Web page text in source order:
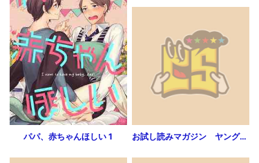
パパ、赤ちゃんほしい 1 お試し読みマガジン ヤングアニマル カラー版コミックス